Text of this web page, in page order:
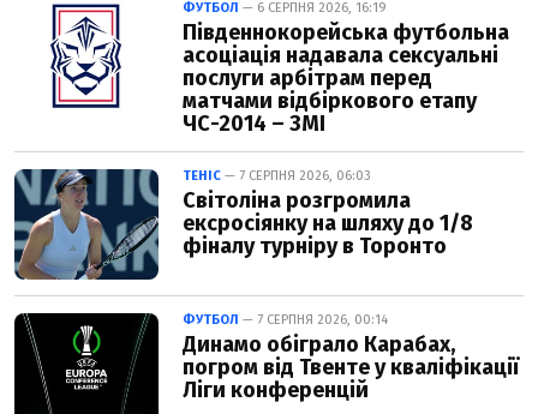
ФУТБОЛ — 6 СЕРПНЯ 2026, 16:19
Південнокорейська футбольна
асоціація надавала сексуальні
послуги арбітрам перед
матчами відбіркового етапу
ЧС-2014 – ЗМІ
ТЕНІС — 7 СЕРПНЯ 2026, 06:03
Світоліна розгромила
ексросіянку на шляху до 1/8
фіналу турніру в Торонто
ФУТБОЛ — 7 СЕРПНЯ 2026, 00:14
Динамо обіграло Карабах,
погром від Твенте у кваліфікації
Ліги конференцій